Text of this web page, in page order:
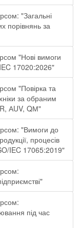
"Загальні
порівнянь за
"Нові вимоги
IEC 17020:2026"
"Повірка та
за обраним
АUV, QМ"
"Вимоги до
процесів
IEC 17065:2019"
під час